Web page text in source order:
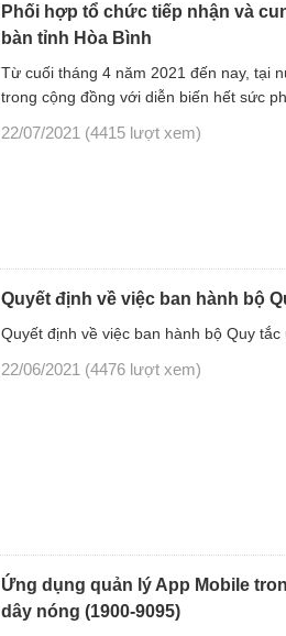
Phối hợp tổ chức tiếp nhận và
bàn tỉnh Hòa Bình
Từ cuối tháng 4 năm 2021 đến nay, tại
trong cộng đồng với diễn biến hết sức
22/07/2021 (4415 lượt xem)
Quyết định về việc ban hành bộ
Quyết định về việc ban hành bộ Quy
22/06/2021 (4476 lượt xem)
Ứng dụng quản lý App Mobile
dây nóng (1900-9095)